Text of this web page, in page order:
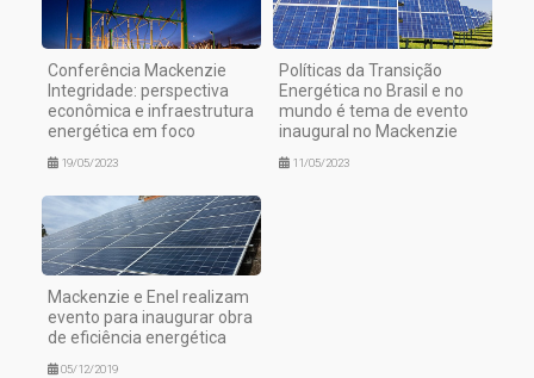
Conferência Mackenzie
Integridade: perspectiva
econômica e infraestrutura
energética em foco
19/05/2023
Políticas da Transição
Energética no Brasil e no
mundo é tema de evento
inaugural no Mackenzie
11/05/2023
Mackenzie e Enel realizam
evento para inaugurar obra
de eficiência energética
05/12/2019